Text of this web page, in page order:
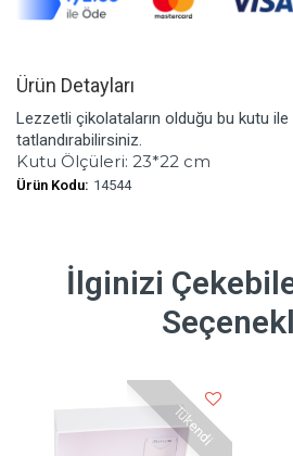
Ürün Detayları
Lezzetli çikolataların olduğu bu kutu ile
tatlandırabilirsiniz.
Kutu Ölçüleri: 23*22 cm
Ürün Kodu: 14544
İlginizi
Tükendi